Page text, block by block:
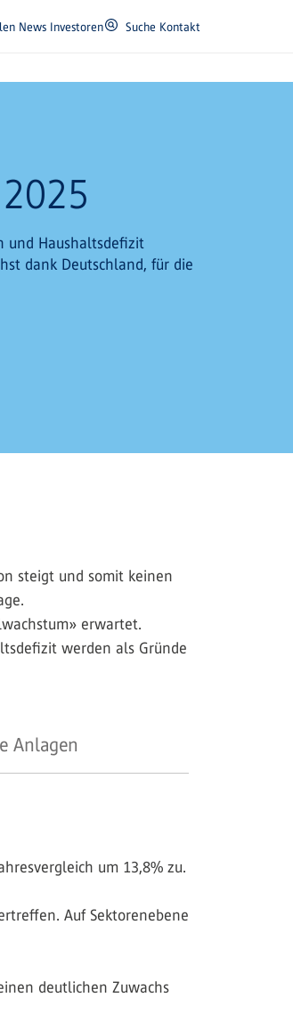
News Investoren Suche Kontakt
und Haushaltsdefizit
dank Deutschland, für die
steigt und somit keinen
erwartet.
werden als Gründe
Anlagen
um 13,8% zu.
Auf Sektorenebene
deutlichen Zuwachs